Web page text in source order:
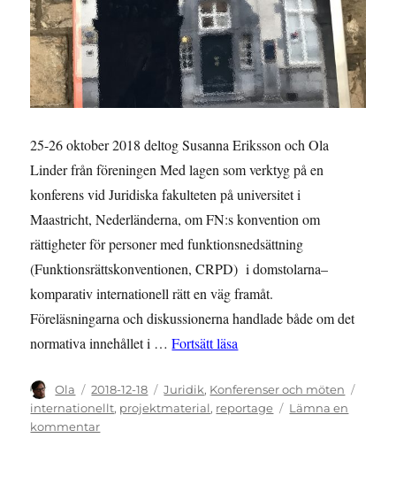
25-26 oktober 2018 deltog Susanna Eriksson och Ola
Linder från föreningen Med lagen som verktyg på en
konferens vid Juridiska fakulteten på universitet i
Maastricht, Nederländerna, om FN:s konvention om
rättigheter för personer med funktionsnedsättning
(Funktionsrättskonventionen, CRPD) i domstolarna–
komparativ internationell rätt en väg framåt.
Föreläsningarna och diskussionerna handlade både om det
normativa innehållet i …Fortsätt läsa
Författare
Ola
Publicerat
den
2018-12-18 Kategorier
Juridik, Konferenser och möten
internationellt, projektmaterial, reportage
Lämna en
kommentartill